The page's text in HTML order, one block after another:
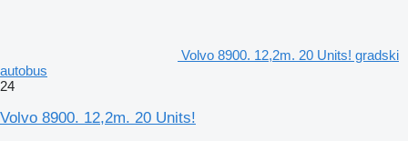
Volvo 8900. 12,2m. 20 Units! gradski
autobus
24
Volvo 8900. 12,2m. 20 Units!